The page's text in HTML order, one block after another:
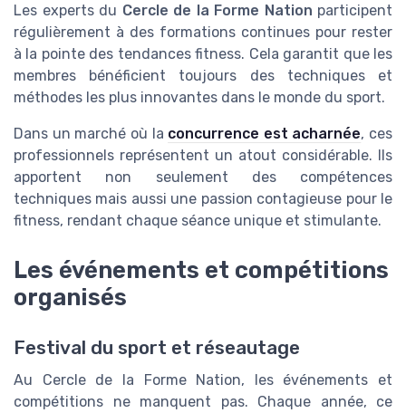
Les experts du Cercle de la Forme Nation participent
régulièrement à des formations continues pour rester
à la pointe des tendances fitness. Cela garantit que les
membres bénéficient toujours des techniques et
méthodes les plus innovantes dans le monde du sport.
Dans un marché où la concurrence est acharnée, ces
professionnels représentent un atout considérable. Ils
apportent non seulement des compétences
techniques mais aussi une passion contagieuse pour le
fitness, rendant chaque séance unique et stimulante.
Les événements et compétitions
organisés
Festival du sport et réseautage
Au Cercle de la Forme Nation, les événements et
compétitions ne manquent pas. Chaque année, ce